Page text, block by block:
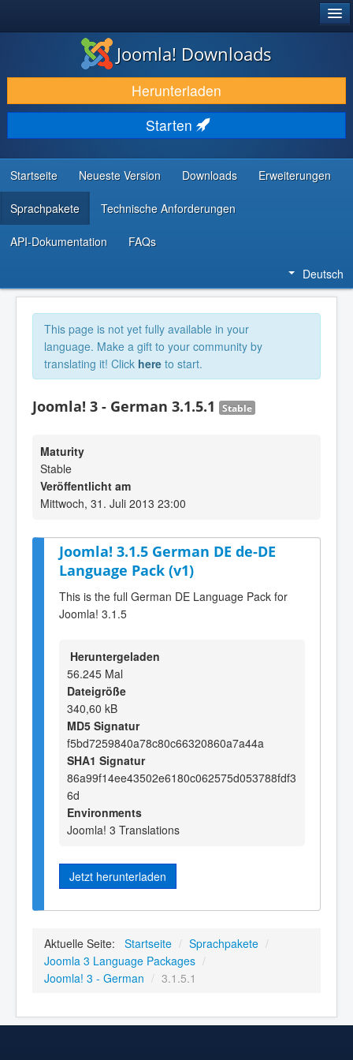
DOWNLOAD & ERWEITERN
ENTDECKEN & LERNEN
COMMUNITY & SUPPORT
RESSOURCEN FÜR ENTWICKLER
Joomla! Downloads
Herunterladen
Starten
Startseite Neueste Version Downloads Erweiterungen
Sprachpakete Technische Anforderungen
API-Dokumentation FAQs
Deutsch
This page is not yet fully available in your
language. Make a gift to your community by
translating it! Click here to start.
Joomla! 3 - German 3.1.5.1 Stable
Maturity
Stable
Veröffentlicht am
Mittwoch, 31. Juli 2013 23:00
Joomla! 3.1.5 German DE de-DE
Language Pack (v1)
This is the full German DE Language Pack for
Joomla! 3.1.5
Heruntergeladen
56.245 Mal
Dateigröße
340,60 kB
MD5 Signatur
f5bd7259840a78c80c66320860a7a44a
SHA1 Signatur
86a99f14ee43502e6180c062575d053788fdf3
6d
Environments
Joomla! 3 Translations
Jetzt herunterladen
Aktuelle Seite: Startseite / Sprachpakete /
Joomla 3 Language Packages /
Joomla! 3 - German / 3.1.5.1